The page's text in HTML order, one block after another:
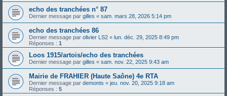
echo des tranchées n° 87
Dernier message par gilles « sam. mars 28, 2026 5:14 pm
echo des tranchées 86
Dernier message par olivier LS2 « lun. déc. 29, 2025 8:49 pm
Réponses : 1
Loos 1915/artois/echo des tranchées
Dernier message par gilles « sam. nov. 22, 2025 9:43 am
Mairie de FRAHIER (Haute Saône) 4e RTA
Dernier message par demonts « jeu. nov. 20, 2025 9:18 am
Réponses : 5